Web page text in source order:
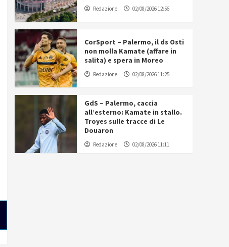
Redazione 02/08/2026 12:56
CorSport – Palermo, il ds Osti
non molla Kamate (affare in
salita) e spera in Moreo
Redazione 02/08/2026 11:25
GdS – Palermo, caccia
all’esterno: Kamate in stallo.
Troyes sulle tracce di Le
Douaron
Redazione 02/08/2026 11:11